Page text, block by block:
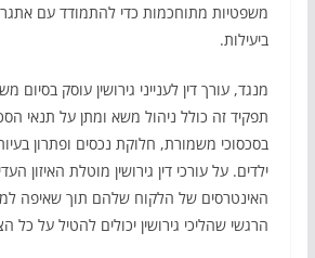
משפטיות מתוחכמות כדי להתמודד עם
ביעילות.
מנגד, עורך דין לענייני גירושין עוסק בסיום
תפקיד זה כולל ניהול משא ומתן על תנאי
בסכסוכי משמורת, חלוקת נכסים ופתרון
ילדים. על עורכי דין גירושין מוטלת האיזון
האינטרסים של הלקוח שלהם תוך שאיפה
הרגשי שהליכי גירושין יכולים להטיל על כל